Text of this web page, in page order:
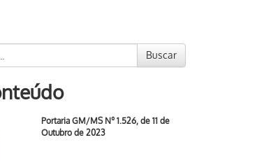
Buscar
Portaria GM/MS Nº 1.526, de 11 de
Outubro de 2023